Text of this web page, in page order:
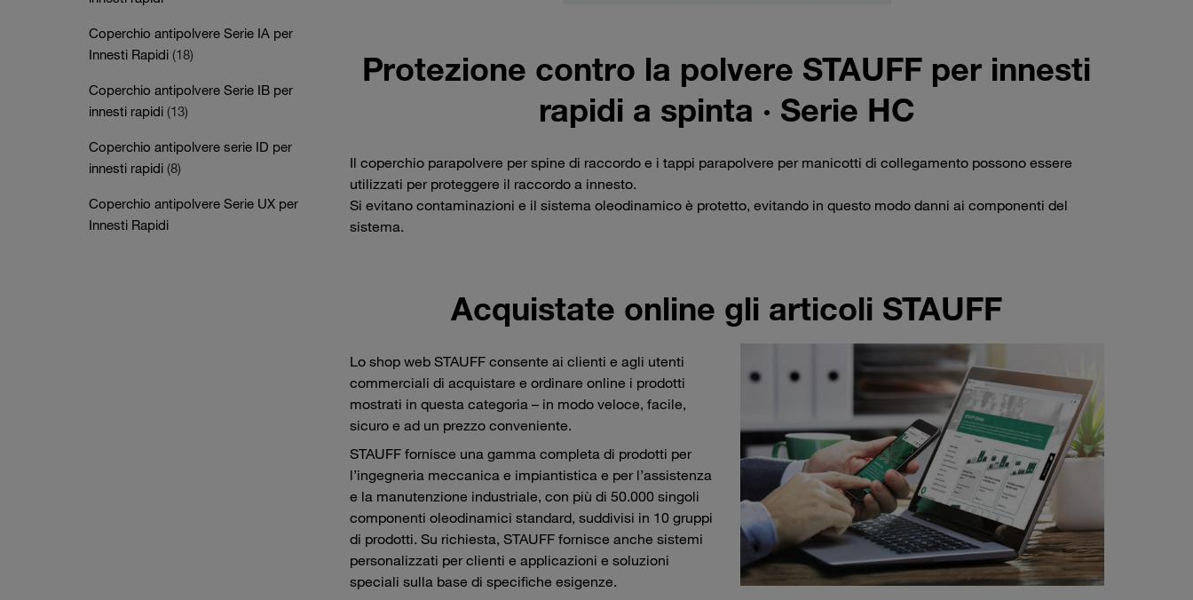
Coperchio antipolvere Serie IA per
Innesti Rapidi (18)
Coperchio antipolvere Serie IB per
innesti rapidi (13)
Coperchio antipolvere serie ID per
innesti rapidi (8)
Coperchio antipolvere Serie UX per
Innesti Rapidi
Protezione contro la polvere STAUFF per innesti
rapidi a spinta · Serie HC
Il coperchio parapolvere per spine di raccordo e i tappi parapolvere per manicotti di collegamento possono essere
utilizzati per proteggere il raccordo a innesto.
Si evitano contaminazioni e il sistema oleodinamico è protetto, evitando in questo modo danni ai componenti del
sistema.
Acquistate online gli articoli STAUFF
Lo shop web STAUFF consente ai clienti e agli utenti
commerciali di acquistare e ordinare online i prodotti
mostrati in questa categoria – in modo veloce, facile,
sicuro e ad un prezzo conveniente.
STAUFF fornisce una gamma completa di prodotti per
l’ingegneria meccanica e impiantistica e per l’assistenza
e la manutenzione industriale, con più di 50.000 singoli
componenti oleodinamici standard, suddivisi in 10 gruppi
di prodotti. Su richiesta, STAUFF fornisce anche sistemi
personalizzati per clienti e applicazioni e soluzioni
speciali sulla base di specifiche esigenze.